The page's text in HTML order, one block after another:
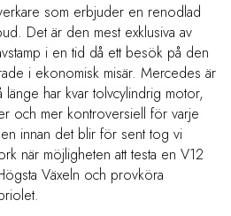
som erbjuder en renodlad
Det är den mest exklusiva av
i en tid då ett besök på den
i ekonomisk misär. Mercedes är
länge har kvar tolvcylindrig motor,
och mer kontroversiell för varje
innan det blir för sent tog vi
när möjligheten att testa en V12
Växeln och provköra